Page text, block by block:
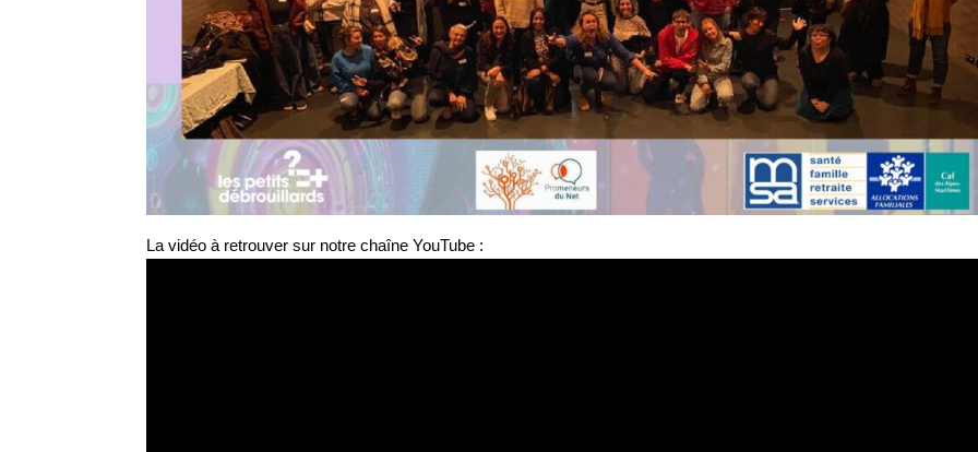
La vidéo à retrouver sur notre chaîne YouTube :